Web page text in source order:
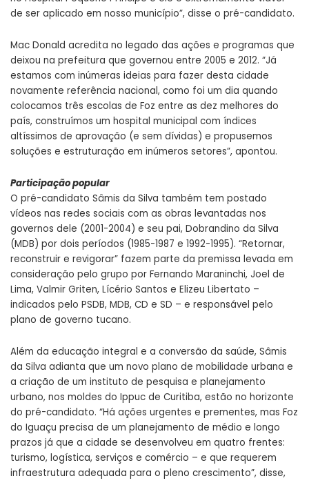
de ser aplicado em nosso município”, disse o pré-candidato.
Mac Donald acredita no legado das ações e programas que
deixou na prefeitura que governou entre 2005 e 2012. “Já
estamos com inúmeras ideias para fazer desta cidade
novamente referência nacional, como foi um dia quando
colocamos três escolas de Foz entre as dez melhores do
país, construímos um hospital municipal com índices
altíssimos de aprovação (e sem dívidas) e propusemos
soluções e estruturação em inúmeros setores”, apontou.
Participação popular
O pré-candidato Sâmis da Silva também tem postado
vídeos nas redes sociais com as obras levantadas nos
governos dele (2001-2004) e seu pai, Dobrandino da Silva
(MDB) por dois períodos (1985-1987 e 1992-1995). “Retornar,
reconstruir e revigorar” fazem parte da premissa levada em
consideração pelo grupo por Fernando Maraninchi, Joel de
Lima, Valmir Griten, Lícério Santos e Elizeu Libertato –
indicados pelo PSDB, MDB, CD e SD – e responsável pelo
plano de governo tucano.
Além da educação integral e a conversão da saúde, Sâmis
da Silva adianta que um novo plano de mobilidade urbana e
a criação de um instituto de pesquisa e planejamento
urbano, nos moldes do Ippuc de Curitiba, estão no horizonte
do pré-candidato. “Há ações urgentes e prementes, mas Foz
do Iguaçu precisa de um planejamento de médio e longo
prazos já que a cidade se desenvolveu em quatro frentes:
turismo, logística, serviços e comércio – e que requerem
infraestrutura adequada para o pleno crescimento”, disse,